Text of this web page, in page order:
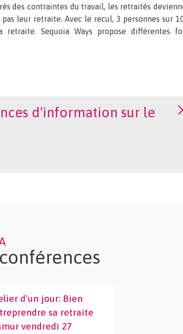
des contraintes du travail, les retraités
leur retraite. Avec le recul, 3 personnes sur
Sequoia Ways propose différentes
d'information sur le
d'un jour: Bien
sa retraite
vendredi 27